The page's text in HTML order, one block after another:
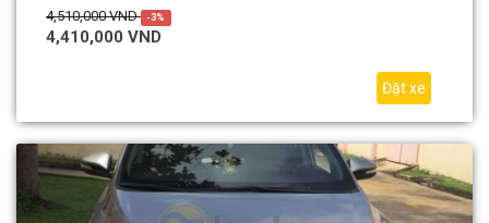
4,510,000 VND -3%
4,410,000 VND
Đặt xe